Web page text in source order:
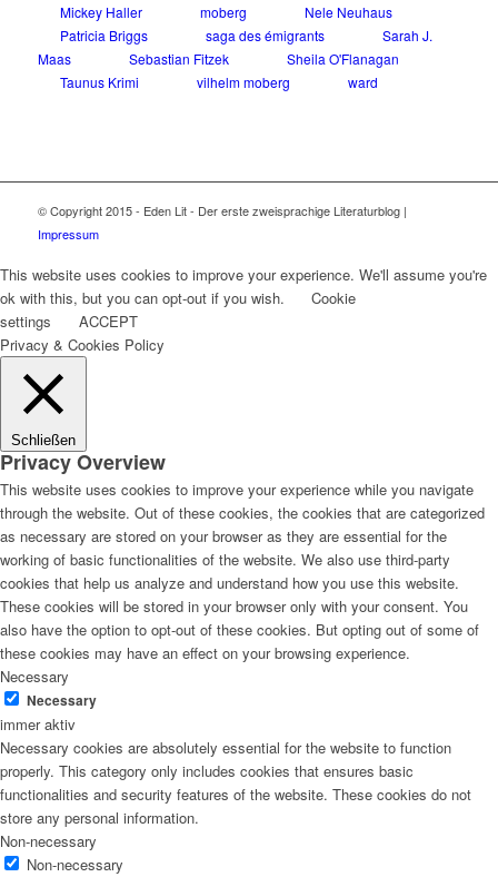
Mickey Haller
moberg
Nele Neuhaus
Patricia Briggs
saga des émigrants
Sarah J.
Maas
Sebastian Fitzek
Sheila O'Flanagan
Taunus Krimi
vilhelm moberg ward
© Copyright 2015 - Eden Lit - Der erste zweisprachige Literaturblog |
Impressum
This website uses cookies to improve your experience. We'll assume you're
ok with this, but you can opt-out if you wish.
Cookie
settings
ACCEPT
Privacy & Cookies Policy
Schließen
Privacy Overview
This website uses cookies to improve your experience while you navigate
through the website. Out of these cookies, the cookies that are categorized
as necessary are stored on your browser as they are essential for the
working of basic functionalities of the website. We also use third-party
cookies that help us analyze and understand how you use this website.
These cookies will be stored in your browser only with your consent. You
also have the option to opt-out of these cookies. But opting out of some of
these cookies may have an effect on your browsing experience.
Necessary
Necessary
immer aktiv
Necessary cookies are absolutely essential for the website to function
properly. This category only includes cookies that ensures basic
functionalities and security features of the website. These cookies do not
store any personal information.
Non-necessary
Non-necessary